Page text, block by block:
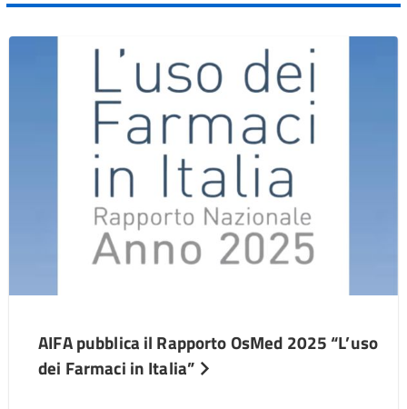
AIFA pubblica il Rapporto OsMed 2025 “L’uso
dei Farmaci in Italia”